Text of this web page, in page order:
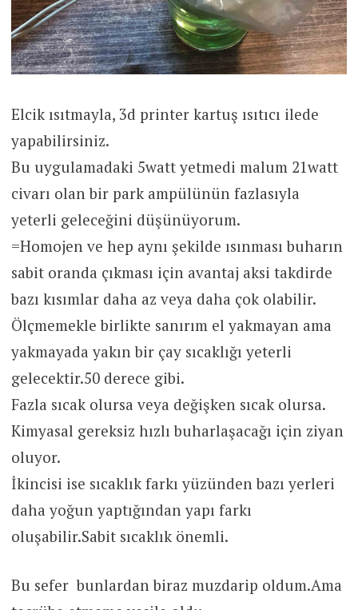
Elcik ısıtmayla, 3d printer kartuş ısıtıcı ilede
yapabilirsiniz.
Bu uygulamadaki 5watt yetmedi malum 21watt
civarı olan bir park ampülünün fazlasıyla
yeterli geleceğini düşünüyorum.
=Homojen ve hep aynı şekilde ısınması buharın
sabit oranda çıkması için avantaj aksi takdirde
bazı kısımlar daha az veya daha çok olabilir.
Ölçmemekle birlikte sanırım el yakmayan ama
yakmayada yakın bir çay sıcaklığı yeterli
gelecektir.50 derece gibi.
Fazla sıcak olursa veya değişken sıcak olursa.
Kimyasal gereksiz hızlı buharlaşacağı için ziyan
oluyor.
İkincisi ise sıcaklık farkı yüzünden bazı yerleri
daha yoğun yaptığından yapı farkı
oluşabilir.Sabit sıcaklık önemli.
Bu sefer bunlardan biraz muzdarip oldum.Ama